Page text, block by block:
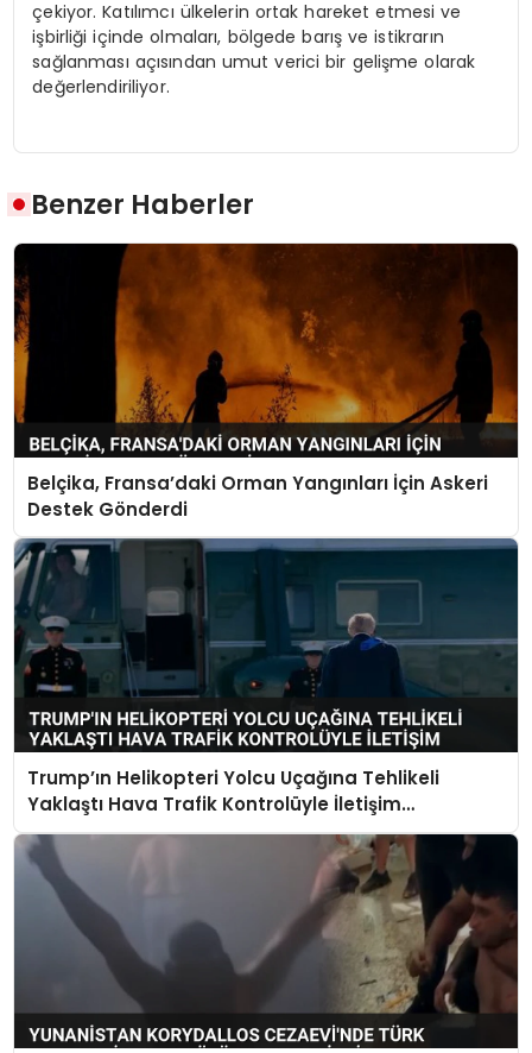
çekiyor. Katılımcı ülkelerin ortak hareket etmesi ve
işbirliği içinde olmaları, bölgede barış ve istikrarın
sağlanması açısından umut verici bir gelişme olarak
değerlendiriliyor.
Benzer Haberler
Belçika, Fransa’daki Orman Yangınları İçin Askeri
Destek Gönderdi
Trump’ın Helikopteri Yolcu Uçağına Tehlikeli
Yaklaştı Hava Trafik Kontrolüyle İletişim
Kurulamadı